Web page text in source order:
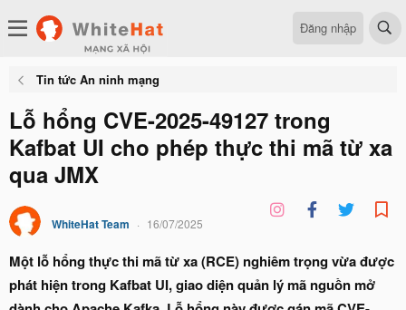
Đăng nhập
Tin tức An ninh mạng
Lỗ hổng CVE-2025-49127 trong
Kafbat UI cho phép thực thi mã từ xa
qua JMX
WhiteHat Team 16/07/2025
Một lỗ hổng thực thi mã từ xa (RCE) nghiêm trọng vừa được
phát hiện trong Kafbat UI, giao diện quản lý mã nguồn mở